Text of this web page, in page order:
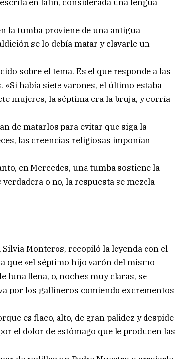
en latín, considerada una lengua
la tumba proviene de una antigua
se lo debía matar y clavarle un
sobre el tema. Es el que responde a las
había siete varones, el último estaba
mujeres, la séptima era la bruja, y corría
de matarlos para evitar que siga la
las creencias religiosas imponían
en Mercedes, una tumba sostiene la
o no, la respuesta se mezcla
Monteros, recopiló la leyenda con el
que «el séptimo hijo varón del mismo
luna llena, o, noches muy claras, se
por los gallineros comiendo excrementos
es flaco, alto, de gran palidez y despide
el dolor de estómago que le producen las